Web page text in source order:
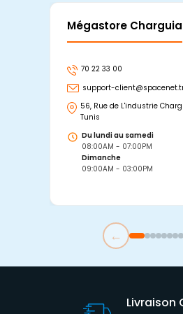
Mégastore Charguia
70 22 33 00
support-
56, Rue de L'industrie
Tunis
Du lundi au samedi
08:00AM - 07:00PM
Dimanche
09:00AM - 03:00PM
←
Livraison